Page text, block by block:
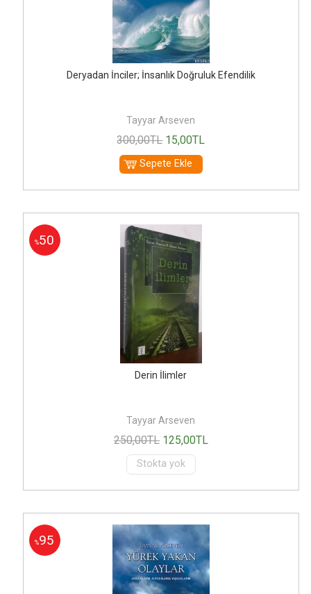
Deryadan İnciler; İnsanlık Doğruluk Efendilik
Tayyar Arseven
300,00TL 15,00TL
Sepete Ekle
%50
Derin İlimler
Tayyar Arseven
250,00TL 125,00TL
Stokta yok
%95